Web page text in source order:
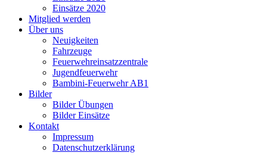
Einsätze 2020
Mitglied werden
Über uns
Neuigkeiten
Fahrzeuge
Feuerwehreinsatzzentrale
Jugendfeuerwehr
Bambini-Feuerwehr AB1
Bilder
Bilder Übungen
Bilder Einsätze
Kontakt
Impressum
Datenschutzerklärung